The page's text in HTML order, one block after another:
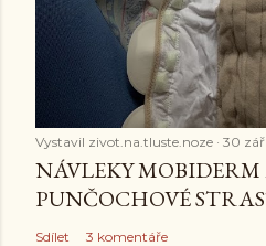
Vystavil zivot.na.tluste.noze 30
NÁVLEKY
PUNČOCHOVÉ
Sdílet 3 komentáře